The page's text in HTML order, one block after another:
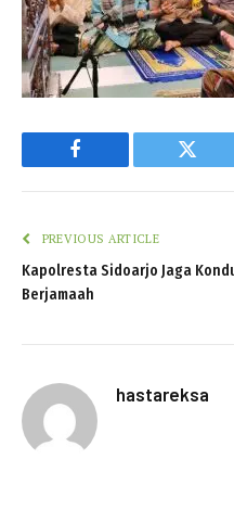
Facebook
PREVIOUS ARTICLE
Kapolresta Sidoarjo Jaga
Berjamaah
hastareksa